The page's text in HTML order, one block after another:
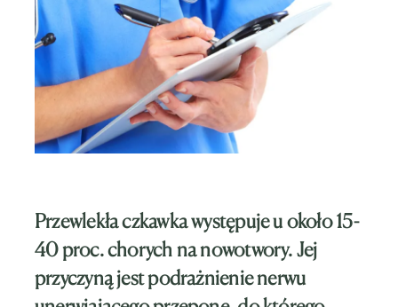
Przewlekła czkawka występuje u około 15-
40 proc. chorych na nowotwory. Jej
przyczyną jest podrażnienie nerwu